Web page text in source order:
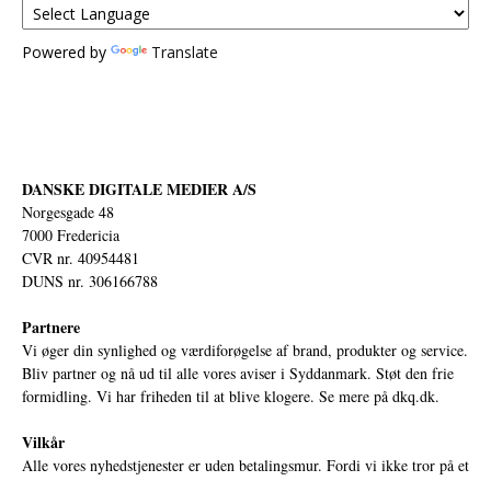
Powered by Translate
DANSKE DIGITALE MEDIER A/S
Norgesgade 48
7000 Fredericia
CVR nr. 40954481
DUNS nr. 306166788
Partnere
Vi øger din synlighed og værdiforøgelse af brand, produkter og service.
Bliv partner og nå ud til alle vores aviser i Syddanmark. Støt den frie
formidling. Vi har friheden til at blive klogere. Se mere på dkq.dk.
Vilkår
Alle vores nyhedstjenester er uden betalingsmur. Fordi vi ikke tror på et